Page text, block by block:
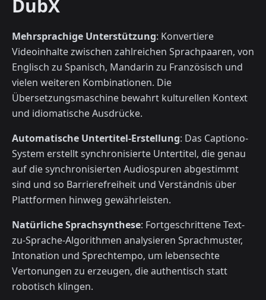
DubX
Mehrsprachige Unterstützung: Konvertiere
Videoinhalte zwischen zahlreichen Sprachpaaren, von
Englisch zu Spanisch, Mandarin zu Französisch und
vielen weiteren Kombinationen. Die
Übersetzungsmaschine bewahrt kulturellen Kontext
und idiomatische Ausdrücke.
Automatische Untertitel-Erstellung: Das Captiono-
System erstellt synchronisierte Untertitel, die genau
auf die synchronisierten Audiospuren abgestimmt
sind und so Barrierefreiheit und Verständnis über
Plattformen hinweg gewährleisten.
Natürliche Sprachsynthese: Fortgeschrittene Text-
zu-Sprache-Algorithmen analysieren Sprachmuster,
Intonation und Sprechtempo, um lebensechte
Vertonungen zu erzeugen, die authentisch statt
robotisch klingen.